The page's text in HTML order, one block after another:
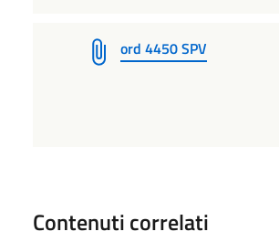
ord 4450 SPV
Contenuti correlati